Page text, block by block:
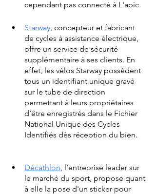
cependant pas connecté à L'apic.
Starway , concepteur et fabricant
de cycles à assistance électrique,
offre un service de sécurité
supplémentaire à ses clients. En
effet, les vélos Starway possèdent
tous un identifiant unique gravé
sur le tube de direction
permettant à leurs propriétaires
d’être enregistrés dans le Fichier
National Unique des Cycles
Identifiés dès réception du bien.
Décathlon , l’entreprise leader sur
le marché du sport, propose quant
à elle la pose d'un sticker pour